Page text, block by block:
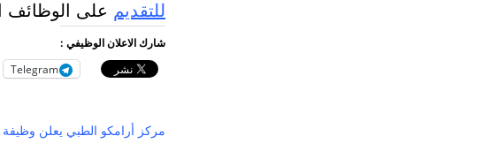
للتقديم على الوظائف
شارك الاعلان الوظيفي :
Telegram
مركز أرامكو الطبي يعلن